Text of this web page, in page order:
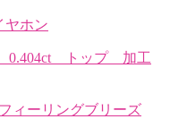
ホン
0.404ct トップ 加工
ィーリングブリーズ